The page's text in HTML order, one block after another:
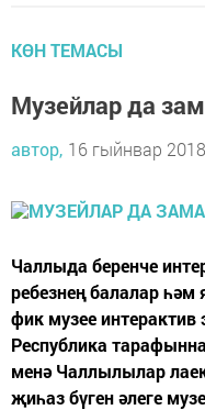
КӨН ТЕМАСЫ
Музейлар да
автор, 16 гыйнвар
Чал­лы­да бе­рен­че
ре­без­нең ба­ла­лар
фик му­зее
Рес­пуб­ли­ка
ме­нә Чал­лы­лы­лар
җи­һаз бү­ген әле­ге